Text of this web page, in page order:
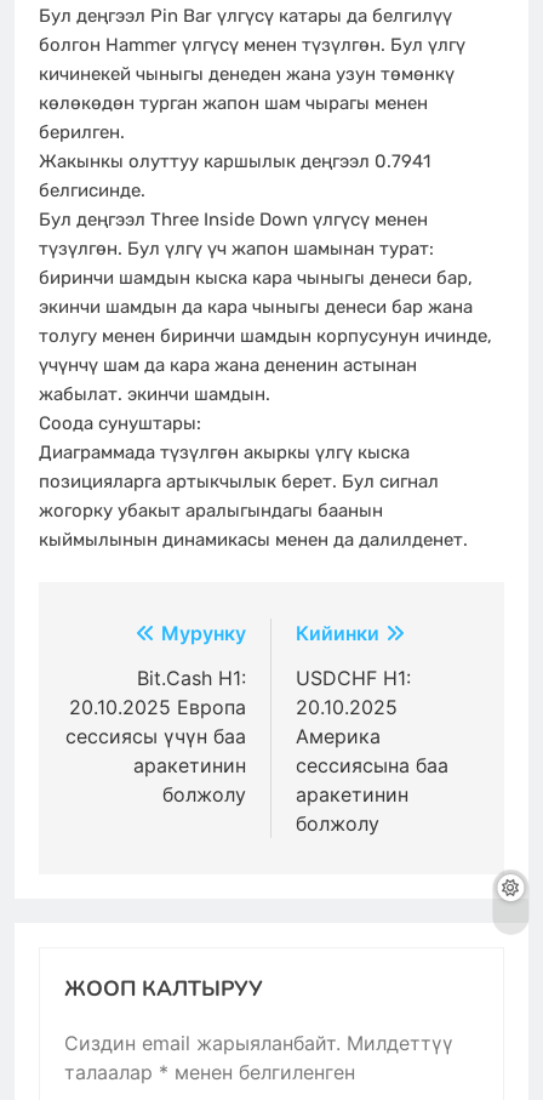
Бул деңгээл Pin Bar үлгүсү катары да белгилүү
болгон Hammer үлгүсү менен түзүлгөн. Бул үлгү
кичинекей чыныгы денеден жана узун төмөнкү
көлөкөдөн турган жапон шам чырагы менен
берилген.
Жакынкы олуттуу каршылык деңгээл 0.7941
белгисинде.
Бул деңгээл Three Inside Down үлгүсү менен
түзүлгөн. Бул үлгү үч жапон шамынан турат:
биринчи шамдын кыска кара чыныгы денеси бар,
экинчи шамдын да кара чыныгы денеси бар жана
толугу менен биринчи шамдын корпусунун ичинде,
үчүнчү шам да кара жана дененин астынан
жабылат. экинчи шамдын.
Соода сунуштары:
Диаграммада түзүлгөн акыркы үлгү кыска
позицияларга артыкчылык берет. Бул сигнал
жогорку убакыт аралыгындагы баанын
кыймылынын динамикасы менен да далилденет.
Жазуулар
боюнча
багыттоо
Мурунку
Bit.Cash H1:
20.10.2025 Европа
сессиясы үчүн баа
аракетинин
болжолу
Кийинки
USDCHF H1:
20.10.2025
Америка
сессиясына баа
аракетинин
болжолу
ЖООП КАЛТЫРУУ
Сиздин email жарыяланбайт. Милдеттүү
талаалар * менен белгиленген